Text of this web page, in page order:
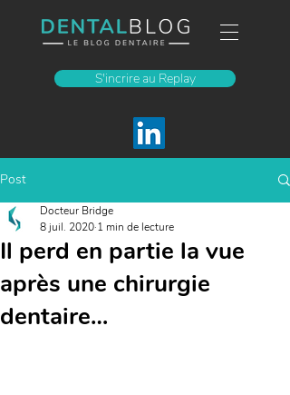
S'incrire au Replay
Post
Il perd en partie la vue
après une chirurgie
dentaire…
Docteur Bridge
8 juil. 2020 1 min de lecture